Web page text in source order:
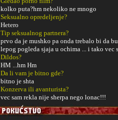
kolko puta?hm nekoliko ne mnogo
Seksualno opredeljenje?
Hetero
Tip seksualnog partnera?
prvo da je mushko pa onda trebalo bi da
lepog pogleda sjaja u ochima ... i tako vec
Dildos?
HM ...hm Hm
Da li vam je bitno gde?
bitno je shta
Konzerva ili avanturista?
vec sam rekla nije sherpa nego lonac!!!